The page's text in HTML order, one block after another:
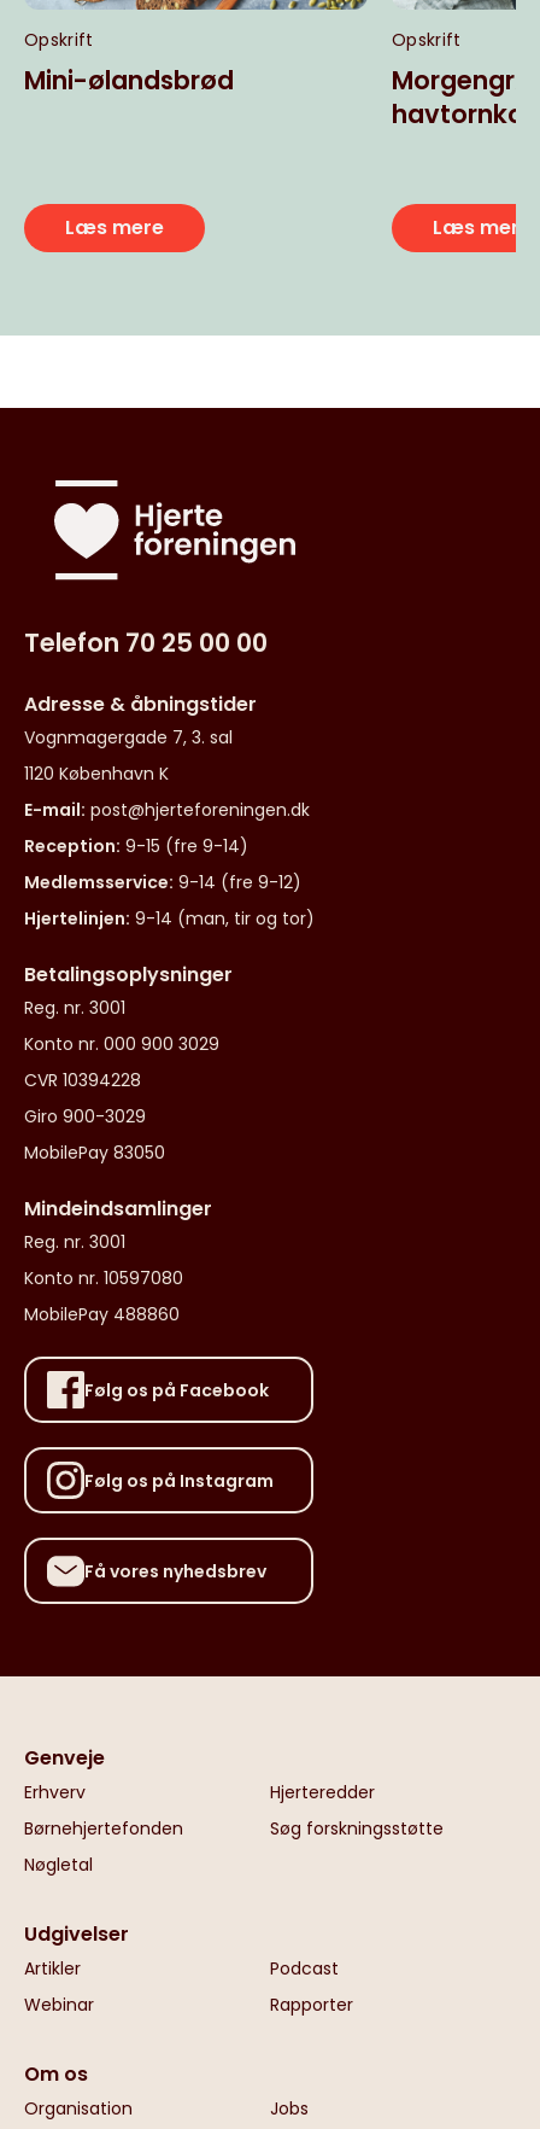
Opskrift
Mini-ølandsbrød
Læs mere
Opskrift
Læs mere
Telefon 70 25 00 00
Adresse & åbningstider
Vognmagergade 7, 3. sal
1120 København K
E-mail: post@hjerteforeningen.dk
Reception: 9-15 (fre 9-14)
Medlemsservice: 9-14 (fre 9-12)
Hjertelinjen: 9-14 (man, tir og tor)
Betalingsoplysninger
Reg. nr. 3001
Konto nr. 000 900 3029
CVR 10394228
Giro 900-3029
MobilePay 83050
Mindeindsamlinger
Reg. nr. 3001
Konto nr. 10597080
MobilePay 488860
Følg os på Facebook
Følg os på Instagram
Få vores nyhedsbrev
Genveje
Erhverv
Hjerteredder
Børnehjertefonden
Søg forskningsstøtte
Nøgletal
Udgivelser
Artikler
Podcast
Webinar
Rapporter
Om os
Organisation Jobs